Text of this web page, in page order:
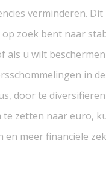
verminderen.
zoek bent naar
als u wilt
in de
door te
te zetten naar euro,
en meer financiële